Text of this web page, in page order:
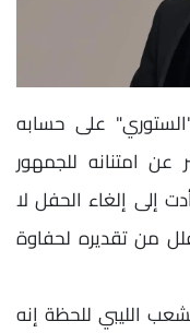
على حسابه
امتنانه للجمهور
إلى إلغاء الحفل لا
من تقديره لحفاوة
الليبي للحظة إنه